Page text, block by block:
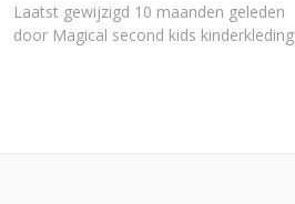
Laatst gewijzigd 10 maanden geleden
door Magical second kids kinderkleding